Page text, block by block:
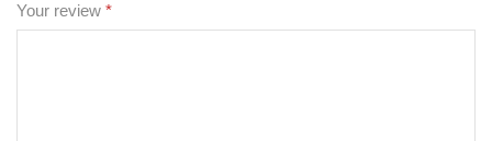
Your review *